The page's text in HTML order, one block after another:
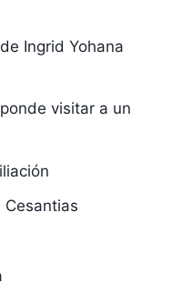
Ingrid Yohana
visitar a un
Cesantias